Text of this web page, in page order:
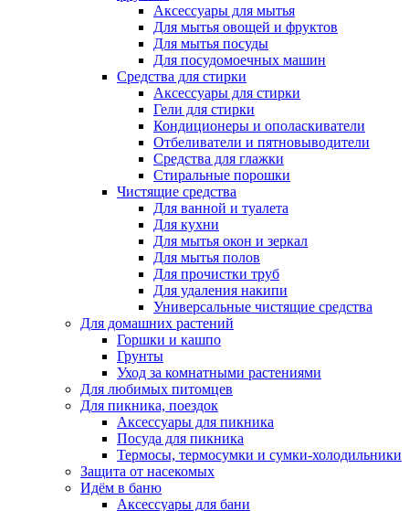
Аксессуары для мытья
Для мытья овощей и фруктов
Для мытья посуды
Для посудомоечных машин
Средства для стирки
Аксессуары для стирки
Гели для стирки
Кондиционеры и ополаскиватели
Отбеливатели и пятновыводители
Средства для глажки
Стиральные порошки
Чистящие средства
Для ванной и туалета
Для кухни
Для мытья окон и зеркал
Для мытья полов
Для прочистки труб
Для удаления накипи
Универсальные чистящие средства
Для домашних растений
Горшки и кашпо
Грунты
Уход за комнатными растениями
Для любимых питомцев
Для пикника, поездок
Аксессуары для пикника
Посуда для пикника
Термосы, термосумки и сумки-холодильники
Защита от насекомых
Идём в баню
Аксессуары для бани